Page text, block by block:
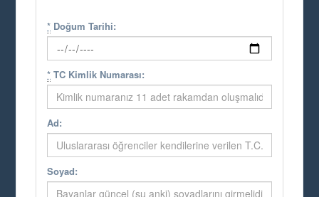
* Doğum Tarihi:
* TC Kimlik Numarası:
Ad:
Soyad: